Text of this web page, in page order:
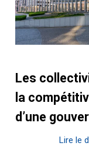
Les
la
d’une
Lire le